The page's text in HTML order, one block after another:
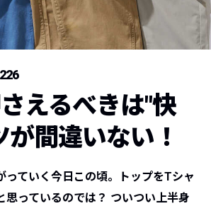
えるべきは"快
間違いない！
っていく今日この頃。トップをTシャ
思っているのでは？ ついつい上半身